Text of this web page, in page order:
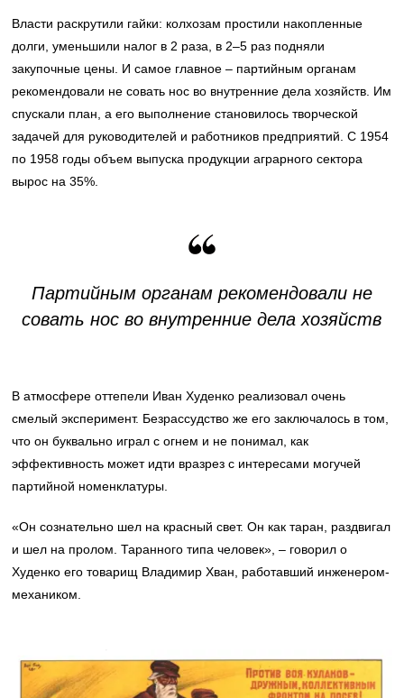
Власти раскрутили гайки: колхозам простили накопленные
долги, уменьшили налог в 2 раза, в 2–5 раз подняли
закупочные цены. И самое главное – партийным органам
рекомендовали не совать нос во внутренние дела хозяйств. Им
спускали план, а его выполнение становилось творческой
задачей для руководителей и работников предприятий. С 1954
по 1958 годы объем выпуска продукции аграрного сектора
вырос на 35%.
Партийным органам рекомендовали не
совать нос во внутренние дела хозяйств
В атмосфере оттепели Иван Худенко реализовал очень
смелый эксперимент. Безрассудство же его заключалось в том,
что он буквально играл с огнем и не понимал, как
эффективность может идти вразрез с интересами могучей
партийной номенклатуры.
«Он сознательно шел на красный свет. Он как таран, раздвигал
и шел на пролом. Таранного типа человек», – говорил о
Худенко его товарищ Владимир Хван, работавший инженером-
механиком.